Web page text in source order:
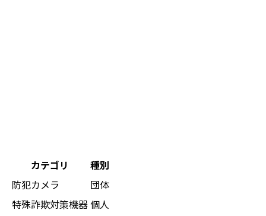
カテゴリ
種別
防犯カメラ
団体
特殊詐欺対策機器 個人